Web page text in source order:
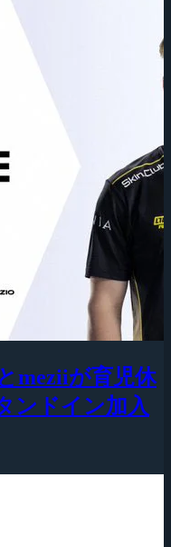
meziiが育児休
ンドイン加入